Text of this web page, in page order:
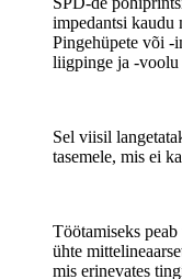
impedantsi kaudu
Pingehüpete või -
liigpinge ja -voolu
Sel viisil
tasemele, mis ei
Töötamiseks
ühte
mis erinevates